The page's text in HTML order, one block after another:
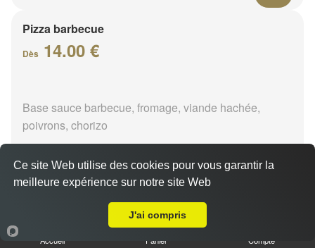
Pizza barbecue
Dès 14.00 €
Base sauce barbecue, fromage, viande hachée,
poivrons, chorizo
Accueil Panier Compte
Ce site Web utilise des cookies pour vous garantir la
meilleure expérience sur notre site Web
J'ai compris